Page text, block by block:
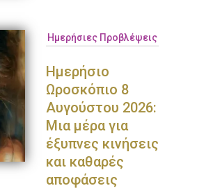
Ημερήσιες Προβλέψεις
Ημερήσιο
Ωροσκόπιο 8
Αυγούστου 2026:
Μια μέρα για
έξυπνες κινήσεις
και καθαρές
αποφάσεις